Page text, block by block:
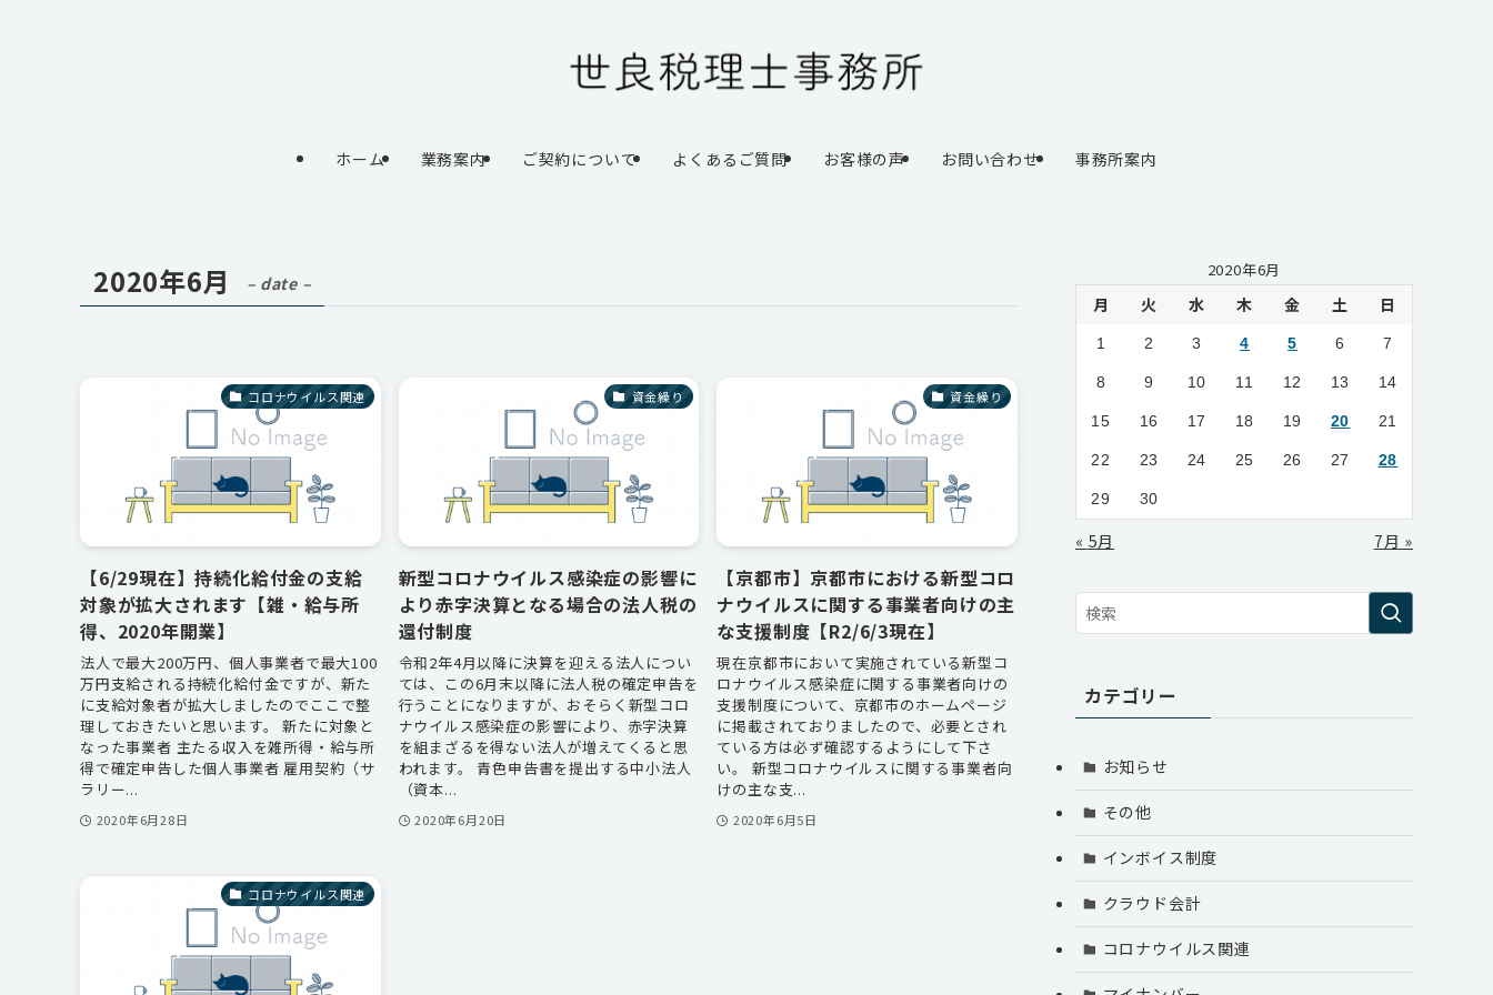
ホーム 業務案内 ご契約について よくあるご質問 お客様の声 お問い合わせ 事務所案内
2020年6月 – date –
コロナウイルス関連
【6/29現在】持続化給付金の支給
対象が拡大されます【雑・給与所
得、2020年開業】
法人で最大200万円、個人事業者で最大100
万円支給される持続化給付金ですが、新た
に支給対象者が拡大しましたのでここで整
理しておきたいと思います。 新たに対象と
なった事業者 主たる収入を雑所得・給与所
得で確定申告した個人事業者 雇用契約（サ
ラリー...
2020年6月28日
資金繰り
新型コロナウイルス感染症の影響に
より赤字決算となる場合の法人税の
還付制度
令和2年4月以降に決算を迎える法人につい
ては、この6月末以降に法人税の確定申告を
行うことになりますが、おそらく新型コロ
ナウイルス感染症の影響により、赤字決算
を組まざるを得ない法人が増えてくると思
われます。 青色申告書を提出する中小法人
（資本...
2020年6月20日
資金繰り
【京都市】京都市における新型コロ
ナウイルスに関する事業者向けの主
な支援制度【R2/6/3現在】
現在京都市において実施されている新型コ
ロナウイルス感染症に関する事業者向けの
支援制度について、京都市のホームページ
に掲載されておりましたので、必要とされ
ている方は必ず確認するようにして下さ
い。 新型コロナウイルスに関する事業者向
けの主な支...
2020年6月5日
コロナウイルス関連
2020年6月
月 火 水 木 金 土 日
1 2 3 4 5 6 7
8 9 10 11 12 13 14
15 16 17 18 19 20 21
22 23 24 25 26 27 28
29 30
« 5月 7月 »
カテゴリー
お知らせ
その他
インボイス制度
クラウド会計
コロナウイルス関連